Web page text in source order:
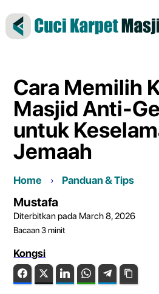
Cara Memilih
Masjid Anti-
untuk
Jemaah
Home Panduan & Tips
Mustafa
Diterbitkan pada March 8, 2026
Bacaan 3 minit
Kongsi
FacebookTwitter LinkedIn WhatsAppTelegram